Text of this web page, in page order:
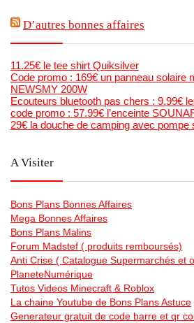
D’autres bonnes affaires
11.25€ le tee shirt Quiksilver
Code promo : 169€ un panneau solaire
NEWSMY 200W
Ecouteurs bluetooth pas chers : 9.99€
code promo : 57.99€ l’enceinte
29€ la douche de camping avec pompe
A Visiter
Bons Plans Bonnes Affaires
Mega Bonnes Affaires
Bons Plans Malins
Forum Madstef ( produits remboursés)
Anti Crise ( Catalogue Supermarchés et
PlaneteNumérique
Tutos Videos Minecraft & Roblox
La chaine Youtube de Bons Plans Astuce
Generateur gratuit de code barre et qr